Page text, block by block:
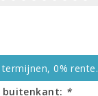
0% rente.
buitenkant: *